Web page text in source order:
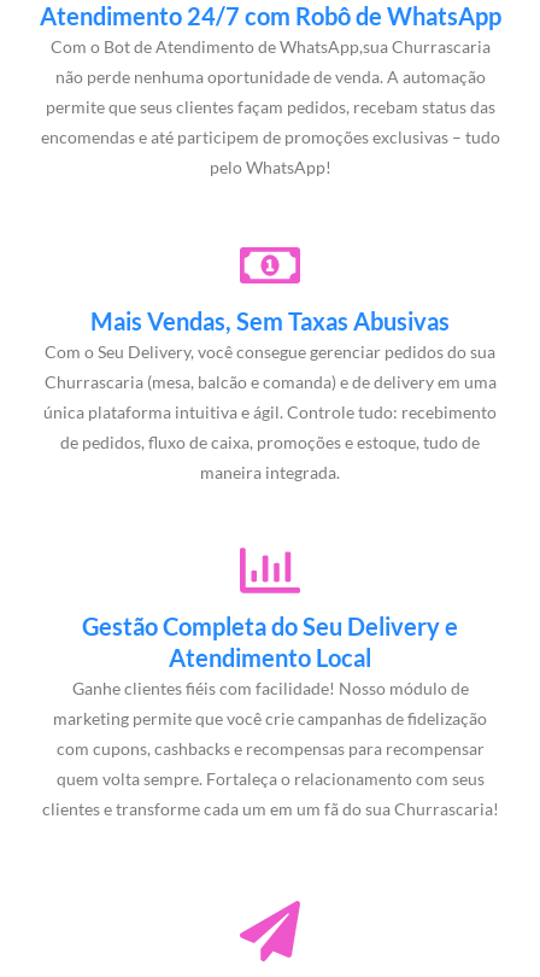
Atendimento 24/7 com Robô de WhatsApp
Com o Bot de Atendimento de WhatsApp,sua Churrascaria
não perde nenhuma oportunidade de venda. A automação
permite que seus clientes façam pedidos, recebam status das
encomendas e até participem de promoções exclusivas – tudo
pelo WhatsApp!
Mais Vendas, Sem Taxas Abusivas
Com o Seu Delivery, você consegue gerenciar pedidos do sua
Churrascaria (mesa, balcão e comanda) e de delivery em uma
única plataforma intuitiva e ágil. Controle tudo: recebimento
de pedidos, fluxo de caixa, promoções e estoque, tudo de
maneira integrada.
Gestão Completa do Seu Delivery e
Atendimento Local
Ganhe clientes fiéis com facilidade! Nosso módulo de
marketing permite que você crie campanhas de fidelização
com cupons, cashbacks e recompensas para recompensar
quem volta sempre. Fortaleça o relacionamento com seus
clientes e transforme cada um em um fã do sua Churrascaria!